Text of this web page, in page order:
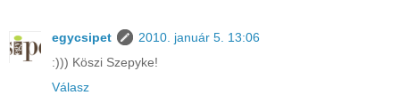
egycsipet
2010. január 5. 13:06
:))) Köszi Szepyke!
Válasz